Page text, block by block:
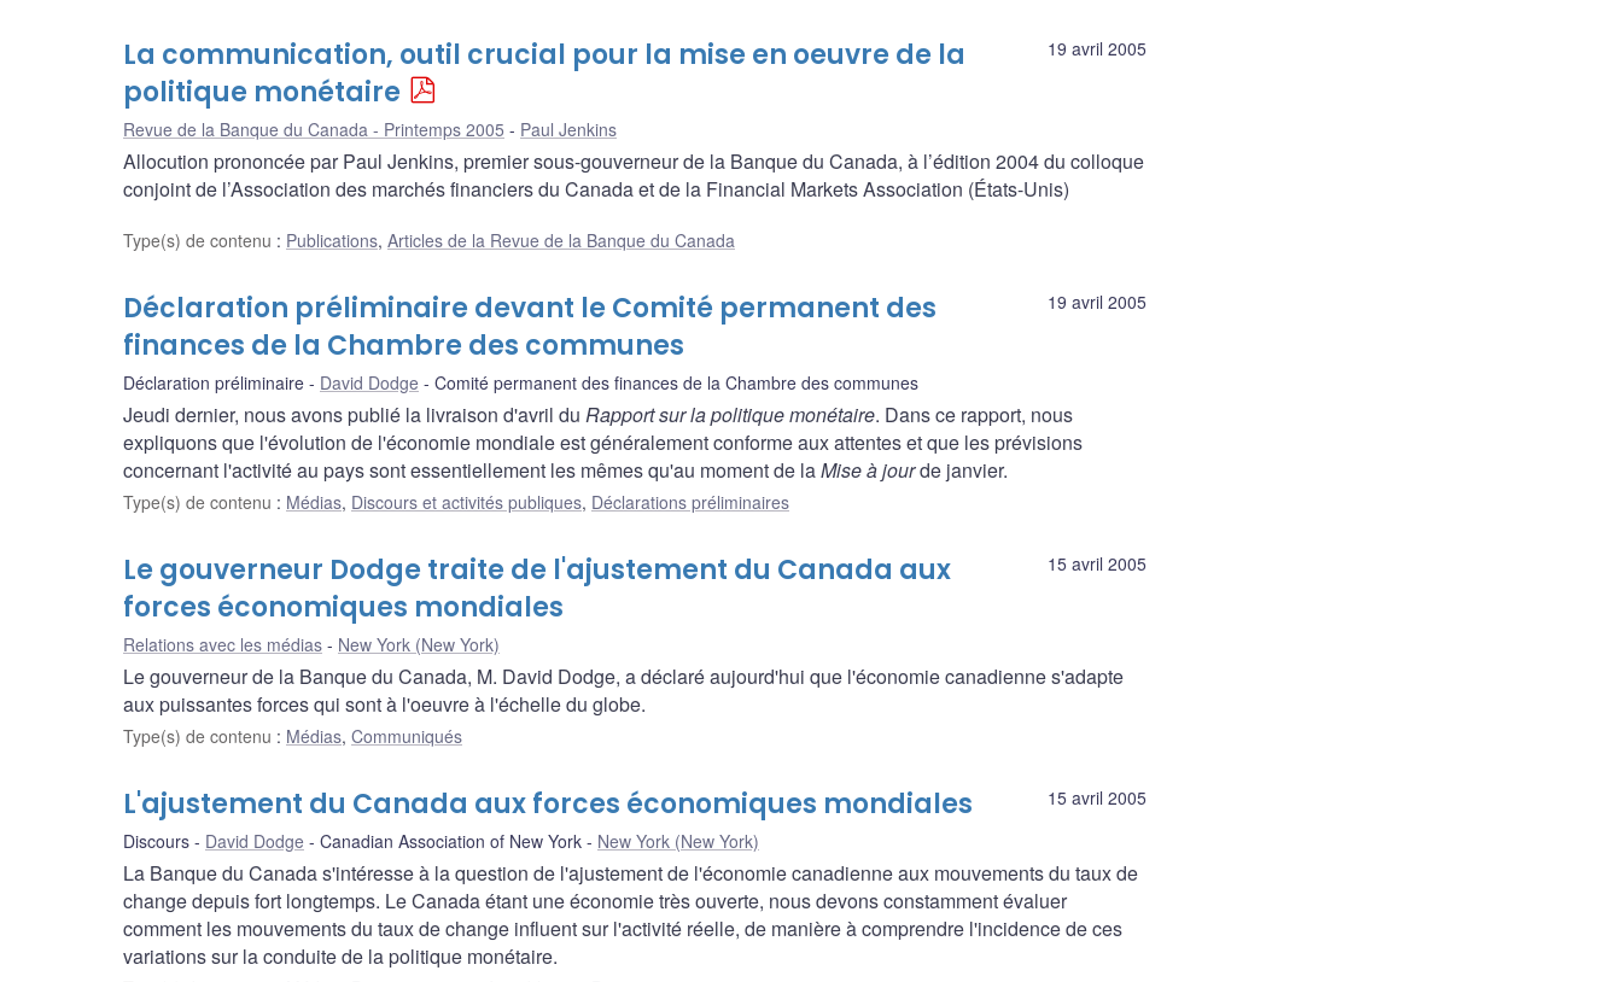
19 avril 2005
La communication, outil crucial pour la mise en oeuvre de la
politique monétaire
Revue de la Banque du Canada - Printemps 2005 Paul Jenkins
Allocution prononcée par Paul Jenkins, premier sous-gouverneur de la Banque du Canada, à l’édition 2004 du colloque
conjoint de l’Association des marchés financiers du Canada et de la Financial Markets Association (États-Unis)
Type(s) de contenu : Publications, Articles de la Revue de la Banque du Canada
19 avril 2005
Déclaration préliminaire devant le Comité permanent des
finances de la Chambre des communes
Déclaration préliminaire David Dodge Comité permanent des finances de la Chambre des communes
Jeudi dernier, nous avons publié la livraison d'avril du Rapport sur la politique monétaire. Dans ce rapport, nous
expliquons que l'évolution de l'économie mondiale est généralement conforme aux attentes et que les prévisions
concernant l'activité au pays sont essentiellement les mêmes qu'au moment de laMise à jourde janvier.
Type(s) de contenu : Médias, Discours et activités publiques, Déclarations préliminaires
15 avril 2005
Le gouverneur Dodge traite de l'ajustement du Canada aux
forces économiques mondiales
Relations avec les médias New York (New York)
Le gouverneur de la Banque du Canada, M. David Dodge, a déclaré aujourd'hui que l'économie canadienne s'adapte
aux puissantes forces qui sont à l'oeuvre à l'échelle du globe.
Type(s) de contenu : Médias, Communiqués
15 avril 2005
L'ajustement du Canada aux forces économiques mondiales
Discours David Dodge Canadian Association of New York New York (New York)
La Banque du Canada s'intéresse à la question de l'ajustement de l'économie canadienne aux mouvements du taux de
change depuis fort longtemps. Le Canada étant une économie très ouverte, nous devons constamment évaluer
comment les mouvements du taux de change influent sur l'activité réelle, de manière à comprendre l'incidence de ces
variations sur la conduite de la politique monétaire.